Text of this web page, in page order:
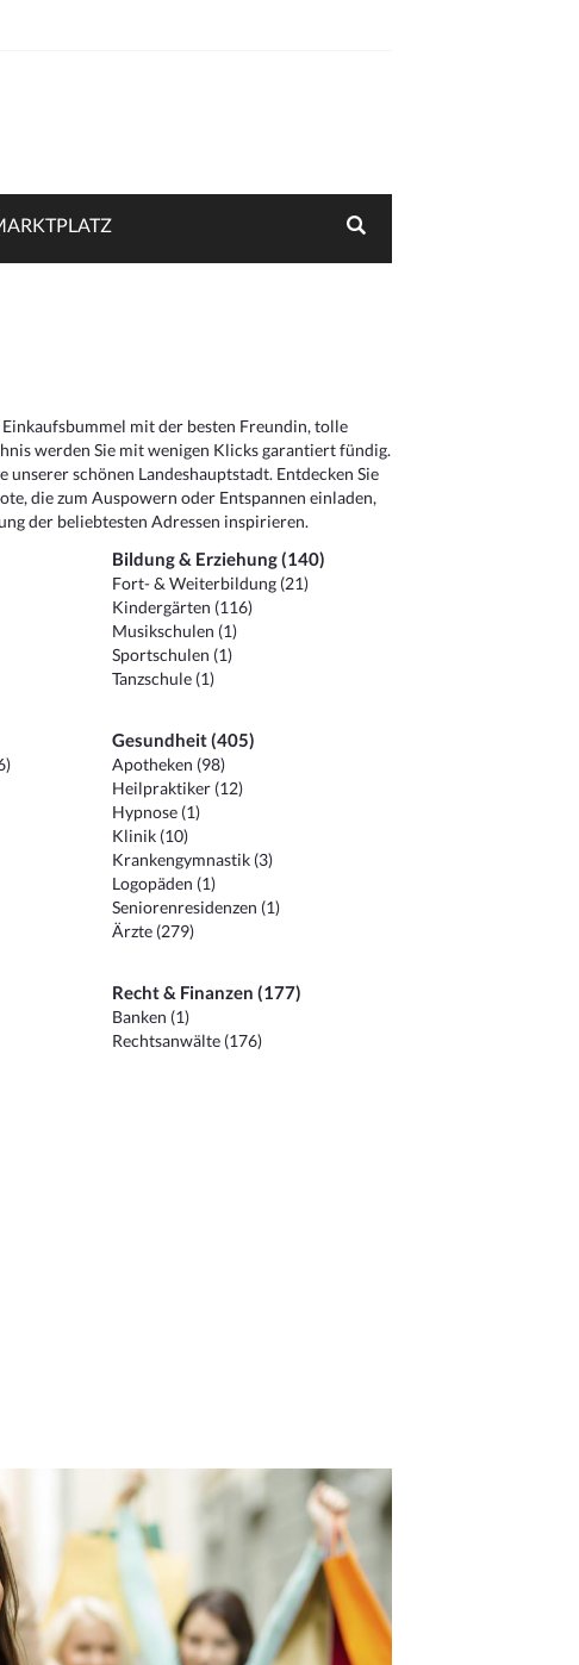
mit der besten Freundin, tolle
werden Sie mit wenigen Klicks garantiert fündig.
schönen Landeshauptstadt. Entdecken Sie
die zum Auspowern oder Entspannen einladen,
der beliebtesten Adressen inspirieren.
Bildung & Erziehung (140)
Fort- & Weiterbildung (21)
Kindergärten (116)
Musikschulen (1)
Sportschulen (1)
Tanzschule (1)
Gesundheit (405)
Apotheken (98)
Heilpraktiker (12)
Hypnose (1)
Klinik (10)
Krankengymnastik (3)
Logopäden (1)
Seniorenresidenzen (1)
Ärzte (279)
Recht & Finanzen (177)
Banken (1)
Rechtsanwälte (176)